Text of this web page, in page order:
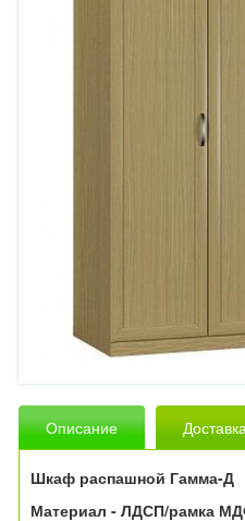
Описание
Шкаф распашной Гамма-Д
Материал - ЛДСП/рамка